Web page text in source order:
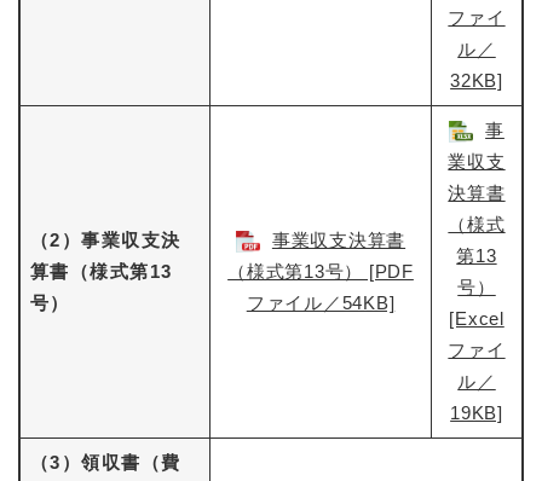
ファイ
ル／
32KB]
（2）事業収支決
算書（様式第13
号）
事業収支決算書
（様式第13号）​ [PDF
ファイル／54KB]
事
業収支
決算書
（様式
第13
号）
[Excel
ファイ
ル／
19KB]
（3）領収書（費